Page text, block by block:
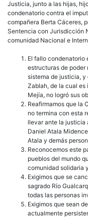
Justicia, junto a las hijas,
condenatorio contra el
compañera Berta Cáceres,
Sentencia con Jurisdicción
comunidad Nacional e
El fallo condenatorio
estructuras de poder
sistema de justicia,
Zablah, de la cual
Mejía, no logró sus
Reafirmamos que la
no termina con esta
llevar ante la justicia
Daniel Atala
Atala y demás
Reconocemos este
pueblos del mundo
comunidad solidaria
Exigimos que se
sagrado Río
todas las personas
Exigimos que sean
actualmente